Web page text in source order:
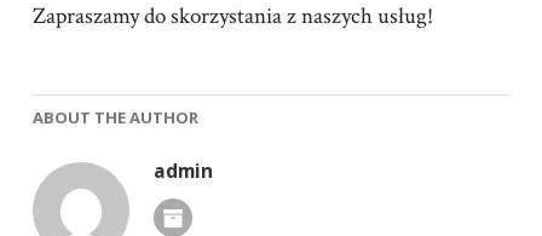
Zapraszamy do skorzystania z naszych usług!
ABOUT THE AUTHOR
admin